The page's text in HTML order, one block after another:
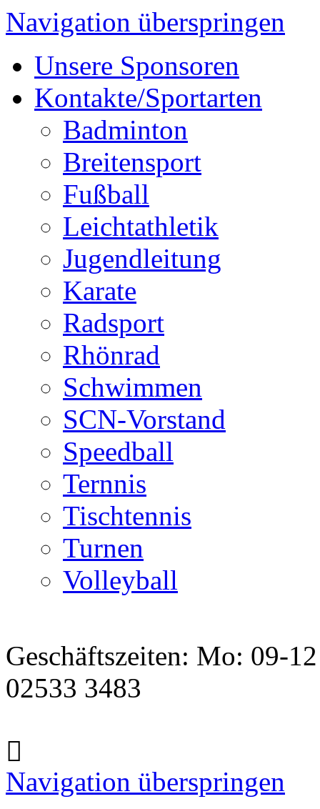
Navigation überspringen
Unsere Sponsoren
Kontakte/Sportarten
Badminton
Breitensport
Fußball
Leichtathletik
Jugendleitung
Karate
Radsport
Rhönrad
Schwimmen
SCN-Vorstand
Speedball
Ternnis
Tischtennis
Turnen
Volleyball
Geschäftszeiten: Mo: 09-
02533 3483
Navigation überspringen